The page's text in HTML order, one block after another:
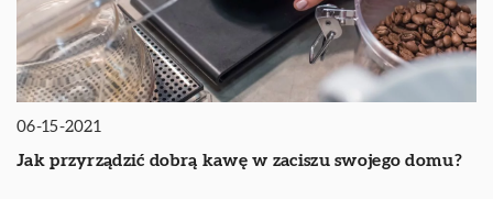
06-15-2021
Jak przyrządzić dobrą kawę w zaciszu swojego domu?